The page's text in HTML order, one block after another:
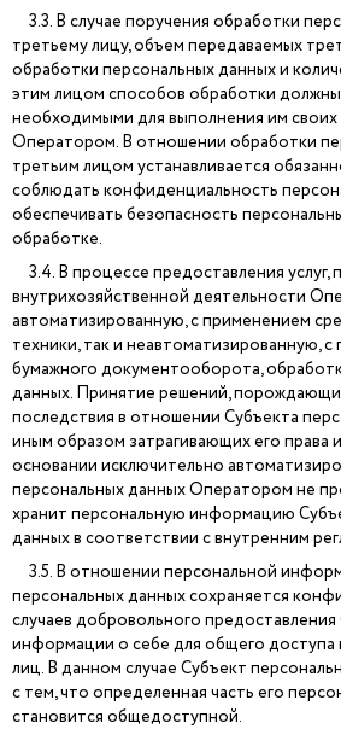
3.3. В случае поручения обработки
третьему лицу, объем передаваемых
обработки персональных данных и
этим лицом способов обработки
необходимыми для выполнения им
Оператором. В отношении обработки
третьим лицом устанавливается
соблюдать конфиденциальность
обеспечивать безопасность
обработке.
3.4. В процессе предоставления услуг,
внутрихозяйственной деятельности
автоматизированную, с применением
техники, так и неавтоматизированную,
бумажного документооборота,
данных. Принятие решений,
последствия в отношении Субъекта
иным образом затрагивающих его права
основании исключительно
персональных данных Оператором не
хранит персональную информацию
данных в соответствии с внутренним
3.5. В отношении персональной
персональных данных сохраняется
случаев добровольного
информации о себе для общего доступа
лиц. В данном случае Субъект
с тем, что определенная часть его
становится общедоступной.